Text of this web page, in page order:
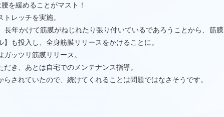
を緩めることがマスト！
レッチを実施。
長年かけて筋膜がねじれたり張り付いているであろうことから、筋膜
】も投入し、全身筋膜リリースをかけることに。
ッツリ筋膜リリース。
き、あとは自宅でのメンテナンス指導。
されていたので、続けてくれることは問題ではなさそうです。